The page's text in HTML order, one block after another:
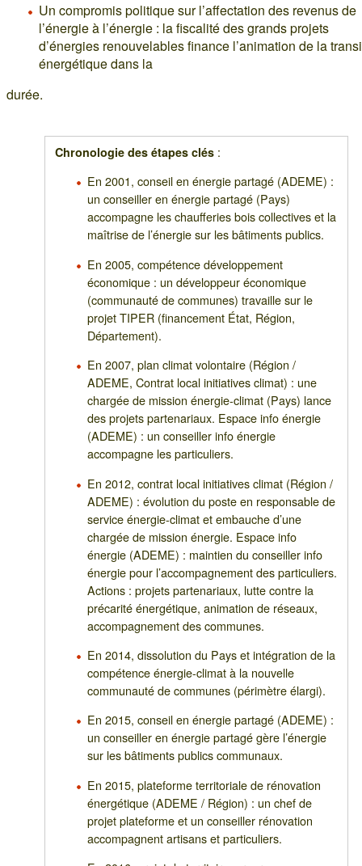
Un compromis politique sur l’affectation des revenus de
l’énergie à l’énergie : la fiscalité des grands projets
d’énergies renouvelables finance l’animation de la
énergétique dans la
durée.
Chronologie des étapes clés :
En 2001, conseil en énergie partagé (ADEME) :
un conseiller en énergie partagé (Pays)
accompagne les chaufferies bois collectives et la
maîtrise de l’énergie sur les bâtiments publics.
En 2005, compétence développement
économique : un développeur économique
(communauté de communes) travaille sur le
projet TIPER (financement État, Région,
Département).
En 2007, plan climat volontaire (Région /
ADEME, Contrat local initiatives climat) : une
chargée de mission énergie-climat (Pays) lance
des projets partenariaux. Espace info énergie
(ADEME) : un conseiller info énergie
accompagne les particuliers.
En 2012, contrat local initiatives climat (Région /
ADEME) : évolution du poste en responsable de
service énergie-climat et embauche d’une
chargée de mission énergie. Espace info
énergie (ADEME) : maintien du conseiller info
énergie pour l’accompagnement des particuliers.
Actions : projets partenariaux, lutte contre la
précarité énergétique, animation de réseaux,
accompagnement des communes.
En 2014, dissolution du Pays et intégration de la
compétence énergie-climat à la nouvelle
communauté de communes (périmètre élargi).
En 2015, conseil en énergie partagé (ADEME) :
un conseiller en énergie partagé gère l’énergie
sur les bâtiments publics communaux.
En 2015, plateforme territoriale de rénovation
énergétique (ADEME / Région) : un chef de
projet plateforme et un conseiller rénovation
accompagnent artisans et particuliers.